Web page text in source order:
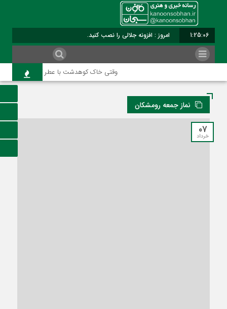
1:25:07 امروز : افزونه جلالی را نصب کنید.
وقتی خاک کوهدشت با عطر کربلا می‌آمیزد
نماز جمعه رومشکان
۰۷
خرداد